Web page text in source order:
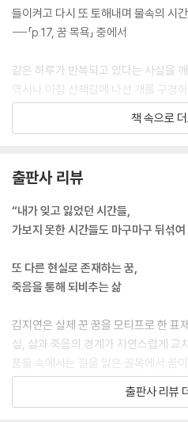
들이켜고 다시 또 토해내며 물속의 시
---「p.17, 꿈 목욕」 중에서
같은 하루가 반복되고 있다는 사실을
역시나 아침 산책길에 나선 개를 구경
는 수준의 동선이 아니라는 것을 깨달
어제의 그 남자였고. 관리인이 내 부름
“내가 없으면 어쩔 뻔했어?”
수경은 웃으며 맞장구를 쳐주었다.
---「p.67, 산책하는 귀신들」 중에서
깨달았다. 수민은 자신의 작은 탄식을
을 다물었다. ‘내일은 꼭……’ 생각했지
게는 지키지 못한 맹세가 많이 남아 있
---「p.105, 밤비」 중에서
“선생님은 지금 회복이 필요한 상태십
책 속으로
출판사 리뷰
“내가 잊고 잃었던 시간들,
가보지 못한 시간들도 마구마구 뒤섞
또 다른 현실로 존재하는 꿈,
죽음을 통해 되비추는 삶
김지연은 실제 꾼 꿈을 모티프로 한 표
실, 삶과 죽음의 경계가 자연스럽게 교
품들 속에서는 길을 잃은 골목에서 꿈이
휴식차 방문한 호텔에서 반복되는 하루
어로 변해가는(「나무 아래 악어」) 기
출판사 리뷰